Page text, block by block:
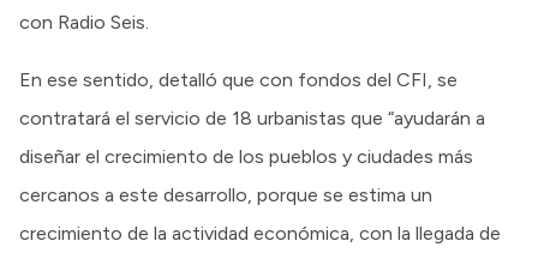
con Radio Seis.
En ese sentido, detalló que con fondos del CFI, se
contratará el servicio de 18 urbanistas que “ayudarán a
diseñar el crecimiento de los pueblos y ciudades más
cercanos a este desarrollo, porque se estima un
crecimiento de la actividad económica, con la llegada de